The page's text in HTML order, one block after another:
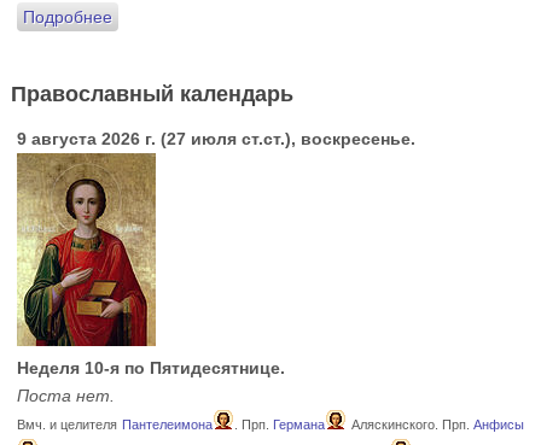
Подробнее
Православный календарь
9 августа 2026 г. (27 июля ст.ст.), воскресенье.
Неделя 10-я по Пятидесятнице.
Поста нет.
Вмч. и целителя Пантелеимона . Прп. Германа Аляскинского. Прп.Анфисы